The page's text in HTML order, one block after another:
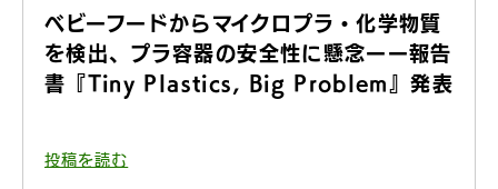
ベビーフードからマイクロプラ・化学物質
を検出、プラ容器の安全性に懸念ーー報告
書『Tiny Plastics, Big Problem』発表
投稿を読む